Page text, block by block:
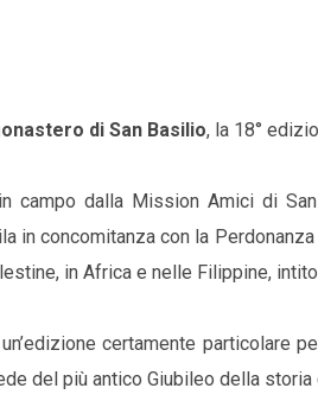
di San Basilio, la 18°
campo dalla Mission Amici di
in concomitanza con la
in Africa e nelle Filippine,
certamente particolare
del più antico Giubileo della